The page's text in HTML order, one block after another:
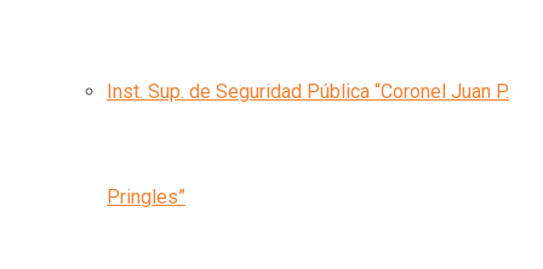
Inst. Sup. de Seguridad Pública “Coronel Juan P.
Pringles”